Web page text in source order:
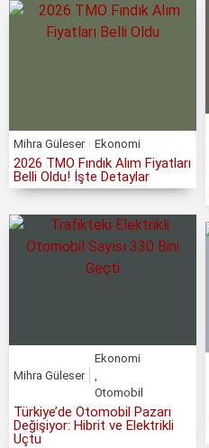
Mihra Güleser Ekonomi
2026 TMO Fındık Alım Fiyatları
Belli Oldu! İşte Detaylar
Mihra Güleser
Ekonomi
,
Otomobil
Türkiye’de Otomobil Pazarı
Değişiyor: Hibrit ve Elektrikli
Uçtu